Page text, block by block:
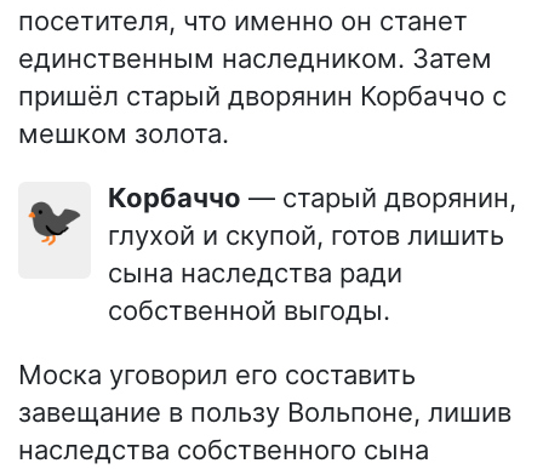
посетителя, что именно он станет
единственным наследником. Затем
пришёл старый дворянин Корбаччо с
мешком золота.
🐦‍⬛ Корбаччо — старый дворянин,
глухой и скупой, готов лишить
сына наследства ради
собственной выгоды.
Моска уговорил его составить
завещание в пользу Вольпоне, лишив
наследства собственного сына